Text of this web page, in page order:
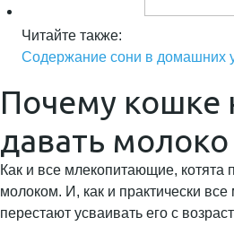
Читайте также:
Содержание сони в домашних
Почему кошке
давать молоко
Как и все млекопитающие, котята
молоком. И, как и практически
перестают усваивать его с